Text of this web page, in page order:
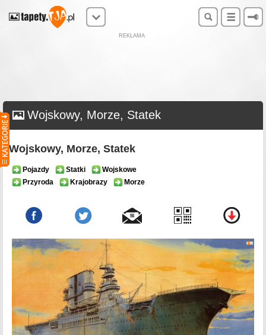
REKLAMA
Wojskowy, Morze, Statek
Wojskowy, Morze, Statek
Pojazdy Statki
Wojskowe
Przyroda
Krajobrazy Morze